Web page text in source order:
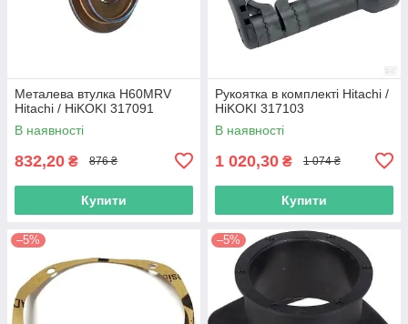
Металева втулка H60MRV
Hitachi / HiKOKI 317091
В наявності
832,20 ₴ 876 ₴
Купити
Рукоятка в комплекті Hitachi /
HiKOKI 317103
В наявності
1 020,30 ₴ 1 074 ₴
Купити
–5% –5%